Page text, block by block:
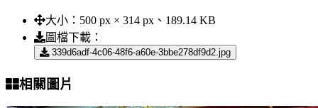
大小： 500 px × 314 px、189.14 KB
圖檔下載：
339d6adf-4c06-48f6-a60e-3bbe278df9d2.jpg
相關圖片